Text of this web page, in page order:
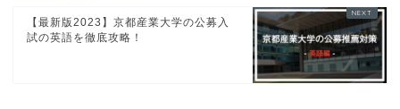
【最新版2023】京都産業大学の公募入
試の英語を徹底攻略！